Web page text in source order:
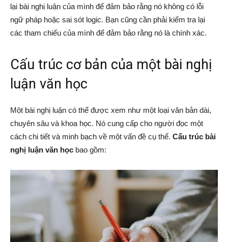
lại bài nghị luận của mình để đảm bảo rằng nó không có lỗi
ngữ pháp hoặc sai sót logic. Bạn cũng cần phải kiểm tra lại
các tham chiếu của mình để đảm bảo rằng nó là chính xác.
Cấu trúc cơ bản của một bài nghị
luận văn học
Một bài nghị luận có thể được xem như một loại văn bản dài,
chuyên sâu và khoa học. Nó cung cấp cho người đọc một
cách chi tiết và minh bạch về một vấn đề cụ thể. Cấu trúc bài
nghị luận văn học bao gồm: